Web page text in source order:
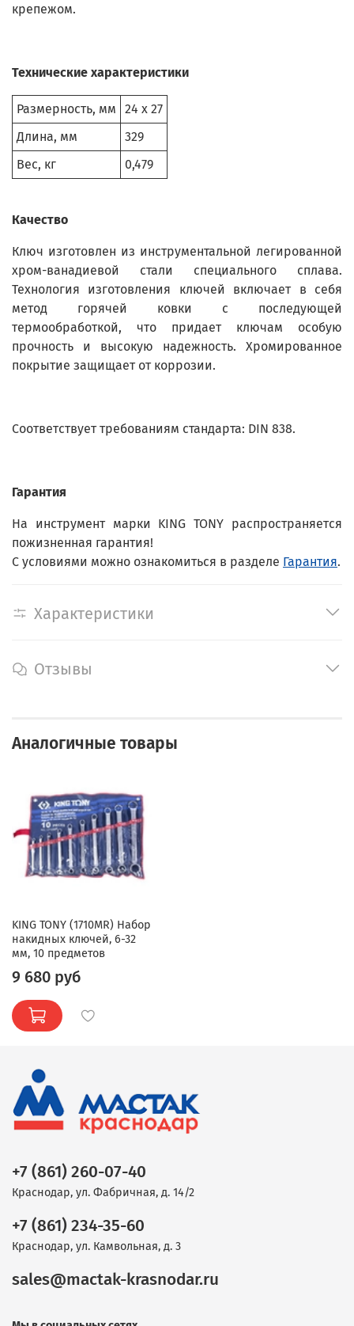
крепежом.
Технические характеристики
Размерность, мм
24 x 27
Длина, мм
329
Вес, кг
0,479
Качество
Ключ изготовлен из инструментальной легированной
хром-ванадиевой стали специального сплава.
Технология изготовления ключей включает в себя
метод горячей ковки с последующей
термообработкой, что придает ключам особую
прочность и высокую надежность. Хромированное
покрытие защищает от коррозии.
Соответствует требованиям стандарта: DIN 838.
Гарантия
На инструмент марки KING TONY распространяется
пожизненная гарантия!
С условиями можно ознакомиться в разделе Гарантия.
Характеристики
Отзывы
Аналогичные товары
KING TONY (1710MR) Набор
накидных ключей, 6-32
мм, 10 предметов
9 680 руб
+7 (861) 260-07-40
Краснодар, ул. Фабричная, д. 14/2
+7 (861) 234-35-60
Краснодар, ул. Камвольная, д. 3
sales@mactak-krasnodar.ru